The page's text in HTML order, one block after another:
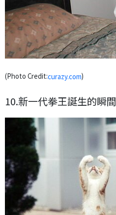
(Photo Credit:curazy.com)
10.新一代拳王誕生的瞬間